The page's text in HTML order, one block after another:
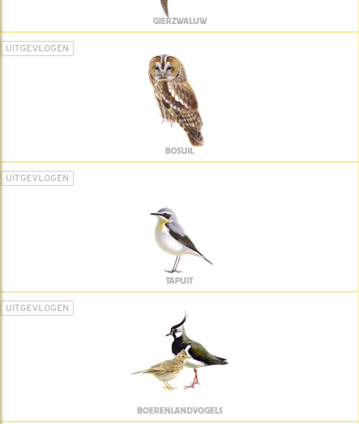
GIERZWALUW
UITGEVLOGEN
BOSUIL
UITGEVLOGEN
TAPUIT
UITGEVLOGEN
BOERENLANDVOGELS